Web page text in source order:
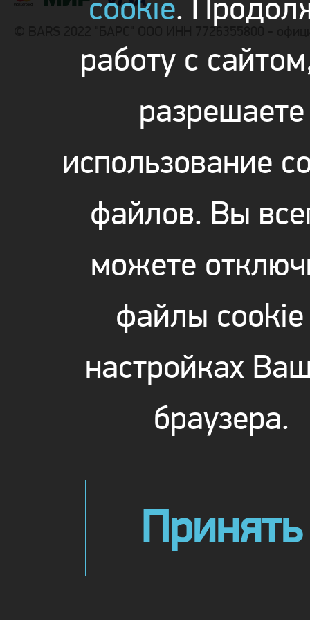
© BARS 2022 "БАРС" ООО ИНН 7726355800 -
cookie.
работу с
разрешаете
использование
файлов. Вы
можете
файлы cookie
настройках
браузера.
Принять